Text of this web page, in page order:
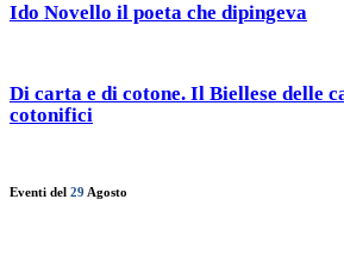
Ido Novello il poeta che dipingeva
Di carta e di cotone. Il Biellese delle
cotonifici
Eventi del 29 Agosto